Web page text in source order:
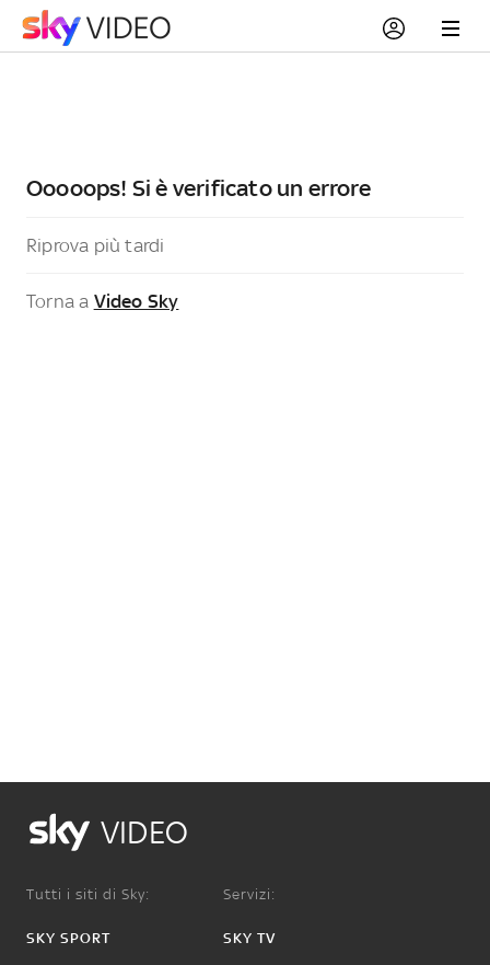
Ooooops! Si è verificato un errore
Riprova più tardi
Torna a Video Sky
VIDEO
Tutti i siti di Sky:
SKY SPORT
Servizi:
SKY TV